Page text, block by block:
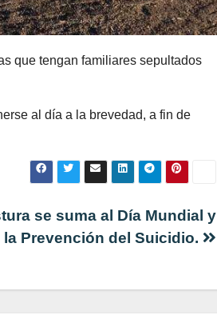
que tengan familiares sepultados
al día a la brevedad, a fin de
se suma al Día Mundial y
Prevención del Suicidio.